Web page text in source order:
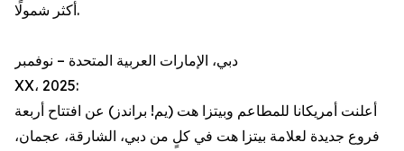
أكثر شمولًا.
دبي، الإمارات العربية المتحدة – نوفمبر
XX، 2025:
أعلنت أمريكانا للمطاعم وبيتزا هت (يم! براندز) عن افتتاح أربعة
فروع جديدة لعلامة بيتزا هت في كلٍ من دبي، الشارقة، عجمان،